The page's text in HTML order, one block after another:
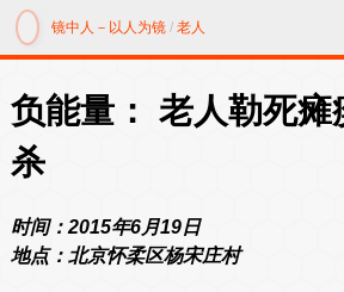
镜中人－以人为镜 /老人
负能量： 老人勒死瘫
杀
时间：2015年6月19日
地点：北京怀柔区杨宋庄村